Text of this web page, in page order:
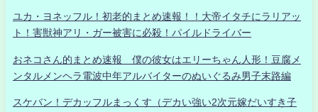
ユカ・ヨネッフル！初老的まとめ速報！！大帝イタチにラリアッ
ト！害獣神アリ・ガー被害に必殺！パイルドライバー
おネコさん的まとめ速報 僕の彼女はエリーちゃん人形！豆腐メ
ンタルメンヘラ電波中年アルバイターのぬいぐるみ男子末路編
スケバン！デカッフルまっくす（デカい強い2次元嫁だいすき子